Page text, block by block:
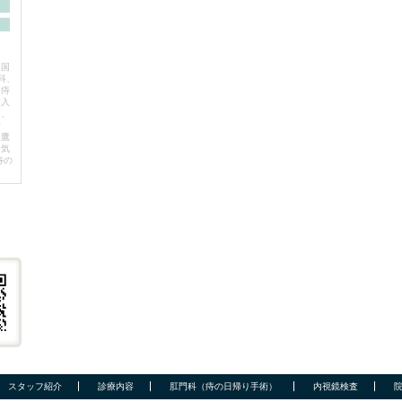
、
の
スタッフ紹介 診療内容 肛門科（痔の日帰り手術） 内視鏡検査